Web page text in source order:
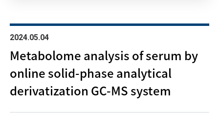
2024.05.04
Metabolome analysis of serum by
online solid-phase analytical
derivatization GC-MS system